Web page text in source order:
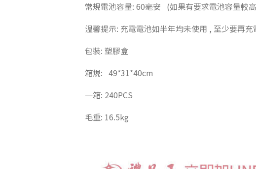
常規電池容量: 60毫安 (如果有要求電池容量較
溫馨提示: 充電電池如半年均未使用 , 至少要
包裝: 塑膠盒
箱規: 49*31*40cm
一箱: 240PCS
毛重: 16.5kg